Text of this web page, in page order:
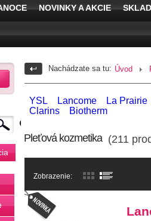
NOVINKY A AKCIE
Nachádzate sa tu: Úvod
YSL Lancome
La Prairie
Clarins
Biotherm
Pleťová kozmetika(211
Zobrazenie: